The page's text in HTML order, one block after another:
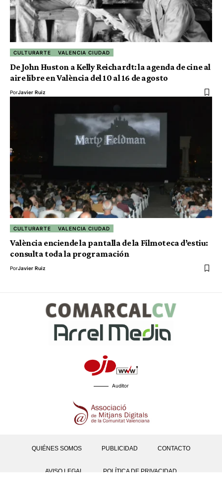
CULTURARTE VALENCIA CIUDAD
De John Huston a Kelly Reichardt: la agenda de cine al
aire libre en València del 10 al 16 de agosto
PorJavier Ruiz
CULTURARTE VALENCIA CIUDAD
València enciende la pantalla de la Filmoteca d’estiu:
consulta toda la programación
PorJavier Ruiz
Auditor
QUIÉNES SOMOS PUBLICIDAD CONTACTO
AVISO LEGAL POLÍTICA DE PRIVACIDAD